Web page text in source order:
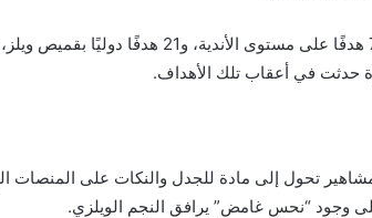
على مدار مسيرته، سجل رامسي 79 هدفًا على مستوى
تحول إلى مادة للجدل والنكات على المنصات
وجود “نحس غامض” يرافق النجم الويلزي.